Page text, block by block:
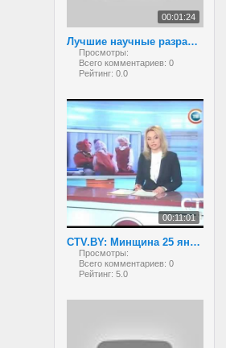
00:01:24
Лучшие научные разработки белорусских школьников
Просмотры:
Всего комментариев: 0
Рейтинг: 0.0
00:11:01
CTV.BY: Минщина 25 января 2013
Просмотры:
Всего комментариев: 0
Рейтинг: 5.0